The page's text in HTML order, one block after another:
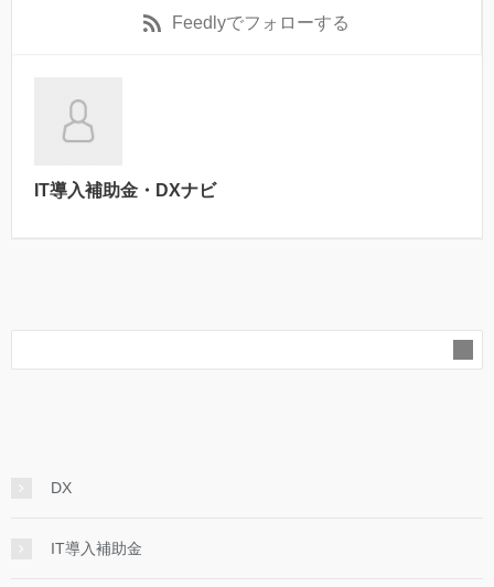
Feedlyでフォローする
IT導入補助金・DXナビ
DX
IT導入補助金